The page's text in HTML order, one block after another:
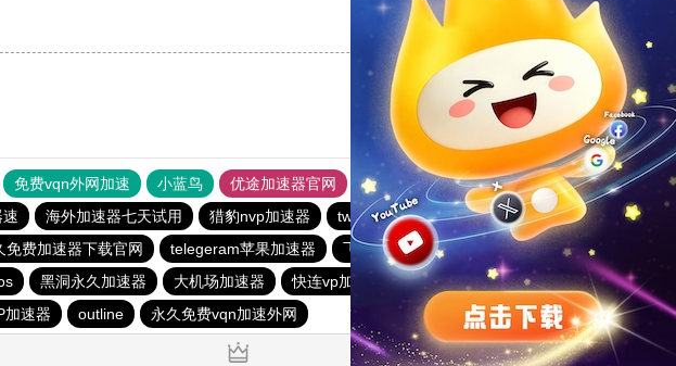
反对[0]
免费vqn外网加速 小蓝鸟 优途加速器官网 风驰加速器 旋风加速器
八戒看书
海外加速器七天试用 猎豹nvp加速器 twitter加速器 旋风加速度器
outline
免费加速器下载官网 telegeram苹果加速器 飞跃加速器 outline
快连加速器app
黑洞永久加速器 大机场加速器 快连vp加速器 快连加速器app
快连加速器app
加速器 outline 永久免费vqn加速外网